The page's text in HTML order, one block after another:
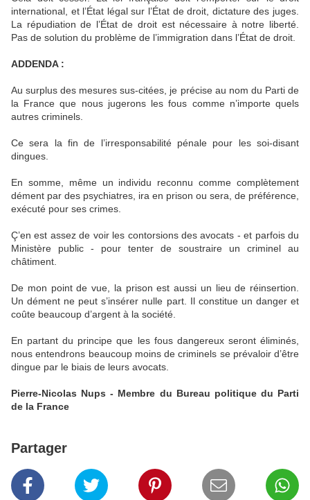
international, et l’État légal sur l’État de droit, dictature des juges.
La répudiation de l’État de droit est nécessaire à notre liberté.
Pas de solution du problème de l’immigration dans l’État de droit.
ADDENDA :
Au surplus des mesures sus-citées, je précise au nom du Parti de
la France que nous jugerons les fous comme n’importe quels
autres criminels.
Ce sera la fin de l’irresponsabilité pénale pour les soi-disant
dingues.
En somme, même un individu reconnu comme complètement
dément par des psychiatres, ira en prison ou sera, de préférence,
exécuté pour ses crimes.
Ç’en est assez de voir les contorsions des avocats - et parfois du
Ministère public - pour tenter de soustraire un criminel au
châtiment.
De mon point de vue, la prison est aussi un lieu de réinsertion.
Un dément ne peut s’insérer nulle part. Il constitue un danger et
coûte beaucoup d’argent à la société.
En partant du principe que les fous dangereux seront éliminés,
nous entendrons beaucoup moins de criminels se prévaloir d’être
dingue par le biais de leurs avocats.
Pierre-Nicolas Nups - Membre du Bureau politique du Parti
de la France
Partager